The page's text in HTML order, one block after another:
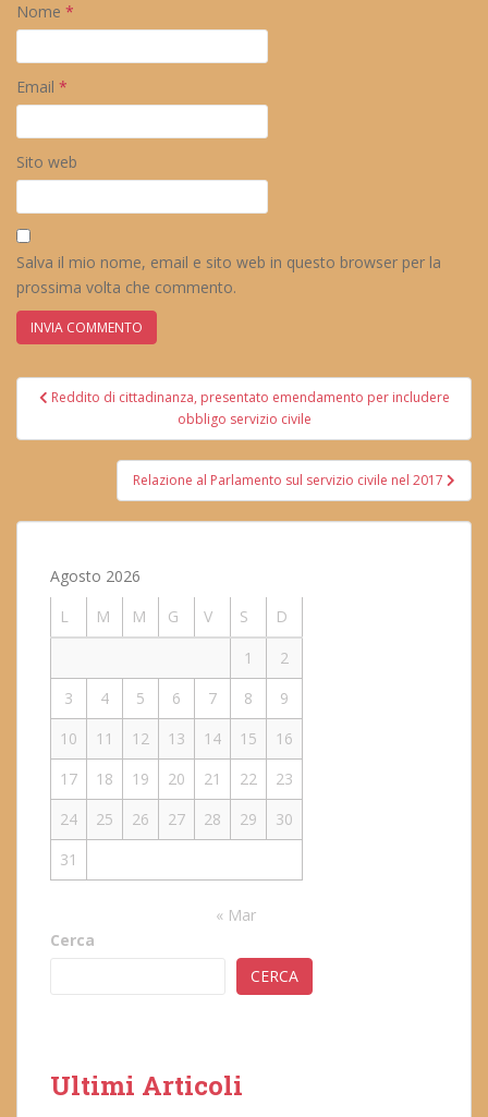
Nome *
Email *
Sito web
Salva il mio nome, email e sito web in questo browser per la
prossima volta che commento.
Navigazione
Reddito di cittadinanza, presentato emendamento per includere
obbligo servizio civile
Relazione al Parlamento sul servizio civile nel 2017
Agosto 2026
L
M M G V S
D
1
2
3
4 5 6 7 8
9
10
11 12 13 14 15
16
17
18 19 20 21 22
23
24
25 26 27 28 29
30
31
« Mar
Cerca
CERCA
Ultimi Articoli